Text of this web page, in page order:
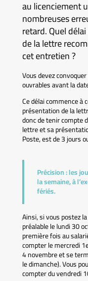
au licenciement
nombreuses
retard. Quel
de la lettre
cet entretien ?
Vous devez
ouvrables avant la
Ce délai commence à
présentation de la
donc de tenir compte
lettre et sa
Poste, est de 3 jours
Précision :les
la semaine, à
fériés.
Ainsi, si vous postez
préalable le lundi 30
première fois au
compter le mercredi
4 novembre et se
le dimanche). Vous
compter du vendredi